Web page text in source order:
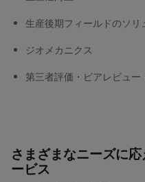
生産後期フィールドのソリ
ジオメカニクス
第三者評価・ピアレビュー
さまざまなニーズに
ービス